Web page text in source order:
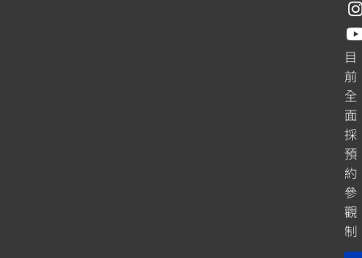
目
前
全
面
採
預
約
參
觀
制